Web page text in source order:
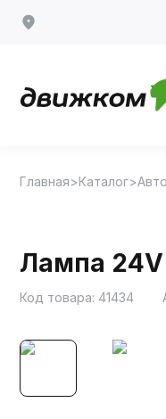
Главная Каталог
Лампа 24V
Код товара: 41434